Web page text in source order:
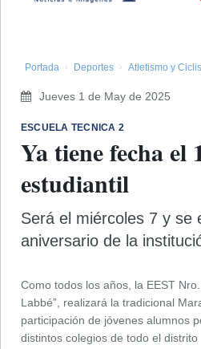
Portada Deportes Atletismo y
Jueves 1 de May de 2025
​ESCUELA TECNICA 2
Ya tiene fecha el
estudiantil
Será el miércoles 7 y se
aniversario de la
Como todos los años, la EEST
Labbé”, realizará la tradicional
participación de jóvenes alumnos
distintos colegios de todo el distrito